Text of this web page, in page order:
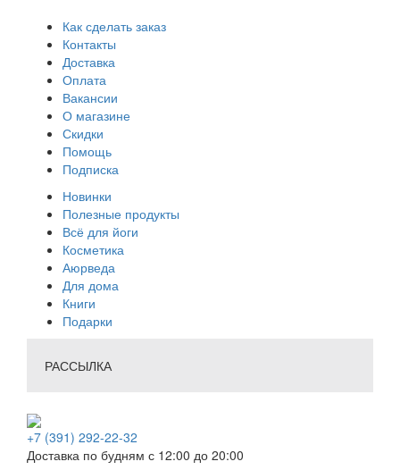
Как сделать заказ
Контакты
Доставка
Оплата
Вакансии
О магазине
Скидки
Помощь
Подписка
Новинки
Полезные продукты
Всё для йоги
Косметика
Аюрведа
Для дома
Книги
Подарки
РАССЫЛКА
+7 (391) 292-22-32
Доставка по будням с 12:00 до 20:00